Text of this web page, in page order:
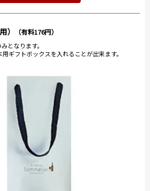
） （有料176円）
となります。
ギフトボックスを入れることが出来ます。